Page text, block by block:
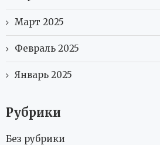
Март 2025
Февраль 2025
Январь 2025
Рубрики
Без рубрики